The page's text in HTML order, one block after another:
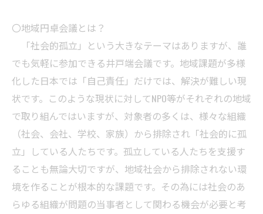
〇地域円卓会議とは？
「社会的孤立」という大きなテーマはありますが、誰
でも気軽に参加できる井戸端会議です。地域課題が多様
化した日本では「自己責任」だけでは、解決が難しい現
状です。このような現状に対してNPO等がそれぞれの地域
で取り組んではいますが、対象者の多くは、様々な組織
（社会、会社、学校、家族）から排除され「社会的に孤
立」している人たちです。孤立している人たちを支援す
ることも無論大切ですが、地域社会から排除されない環
境を作ることが根本的な課題です。その為には社会のあ
らゆる組織が問題の当事者として関わる機会が必要と考